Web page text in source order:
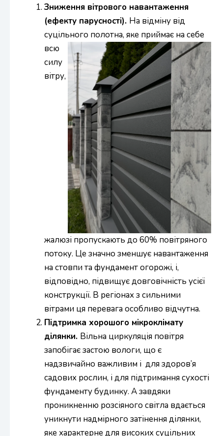
Зниження вітрового навантаження
(ефекту парусності). На відміну від
суцільного полотна, яке приймає на себе
всю
силу
вітру,
жалюзі пропускають до 60% повітряного
потоку. Це значно зменшує навантаження
на стовпи та фундамент огорожі, і,
відповідно, підвищує довговічність усієї
конструкції. В регіонах з сильними
вітрами ця перевага особливо відчутна.
Підтримка хорошого мікроклімату
ділянки. Вільна циркуляція повітря
запобігає застою вологи, що є
надзвичайно важливим і для здоров’я
садових рослин, і для підтримання сухості
фундаменту будинку. А завдяки
проникненню розсіяного світла вдається
уникнути надмірного затінення ділянки,
яке характерне для високих суцільних